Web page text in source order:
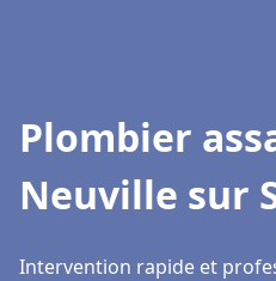
Plombier
Neuville sur
Intervention rapide et